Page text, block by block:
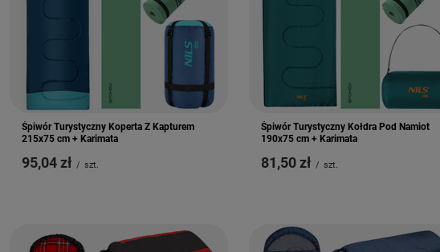
Śpiwór Turystyczny Koperta Z Kapturem
215x75 cm + Karimata
95,04 zł / szt.
Śpiwór Turystyczny Kołdra Pod Namiot
190x75 cm + Karimata
81,50 zł / szt.